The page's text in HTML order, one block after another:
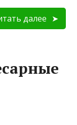
далее